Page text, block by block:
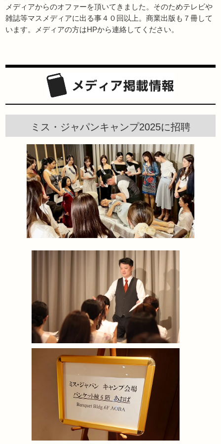
メディアからのオファーを頂いてきました。そのためテレビや
雑誌等マスメディアに出る事４０回以上。商業出版も７冊して
います。メディアの方はHPから連絡してください。
ミス・ジャパンキャンプ2025に招聘